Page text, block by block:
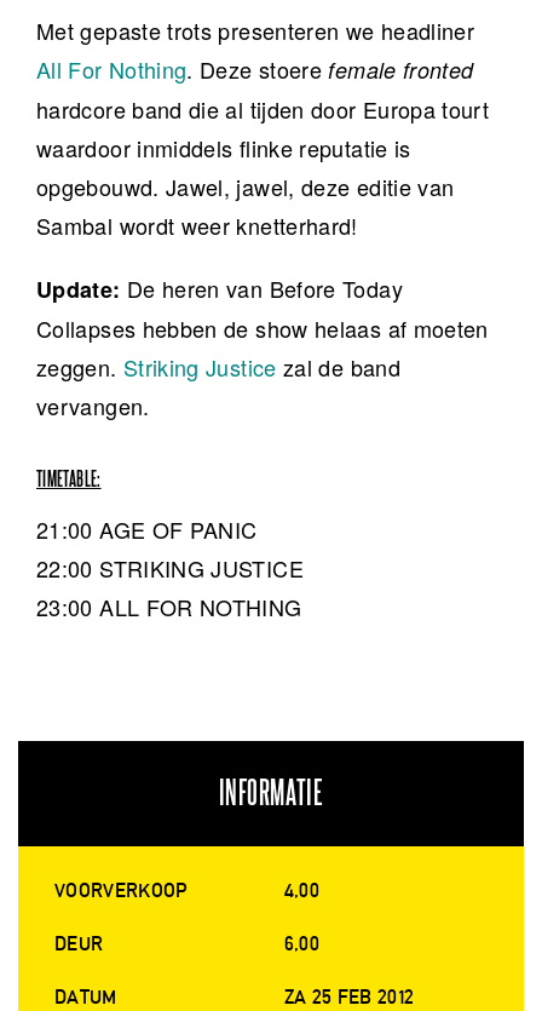
Met gepaste trots presenteren we headliner
All For Nothing. Deze stoere female fronted
hardcore band die al tijden door Europa tourt
waardoor inmiddels flinke reputatie is
opgebouwd. Jawel, jawel, deze editie van
Sambal wordt weer knetterhard!
Update: De heren van Before Today
Collapses hebben de show helaas af moeten
zeggen. Striking Justice zal de band
vervangen.
TIMETABLE:
21:00 AGE OF PANIC
22:00 STRIKING JUSTICE
23:00 ALL FOR NOTHING
INFORMATIE
VOORVERKOOP 4,00
DEUR 6,00
DATUM ZA 25 FEB 2012